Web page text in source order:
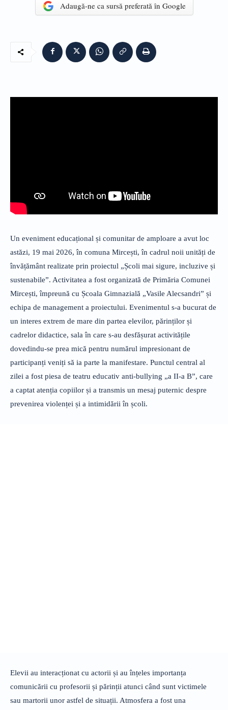
Adaugă-ne ca sursă preferată în Google
Un eveniment educațional și comunitar de amploare a avut loc
astăzi, 19 mai 2026, în comuna Mircești, în cadrul noii unități de
învățământ realizate prin proiectul „Școli mai sigure, incluzive și
sustenabile”. Activitatea a fost organizată de Primăria Comunei
Mircești, împreună cu Școala Gimnazială „Vasile Alecsandri” și
echipa de management a proiectului. Evenimentul s-a bucurat de
un interes extrem de mare din partea elevilor, părinților și
cadrelor didactice, sala în care s-au desfășurat activitățile
dovedindu-se prea mică pentru numărul impresionant de
participanți veniți să ia parte la manifestare. Punctul central al
zilei a fost piesa de teatru educativ anti-bullying „a II-a B”, care
a captat atenția copiilor și a transmis un mesaj puternic despre
prevenirea violenței și a intimidării în școli.
Elevii au interacționat cu actorii și au înțeles importanța
comunicării cu profesorii și părinții atunci când sunt victimele
sau martorii unor astfel de situații. Atmosfera a fost una